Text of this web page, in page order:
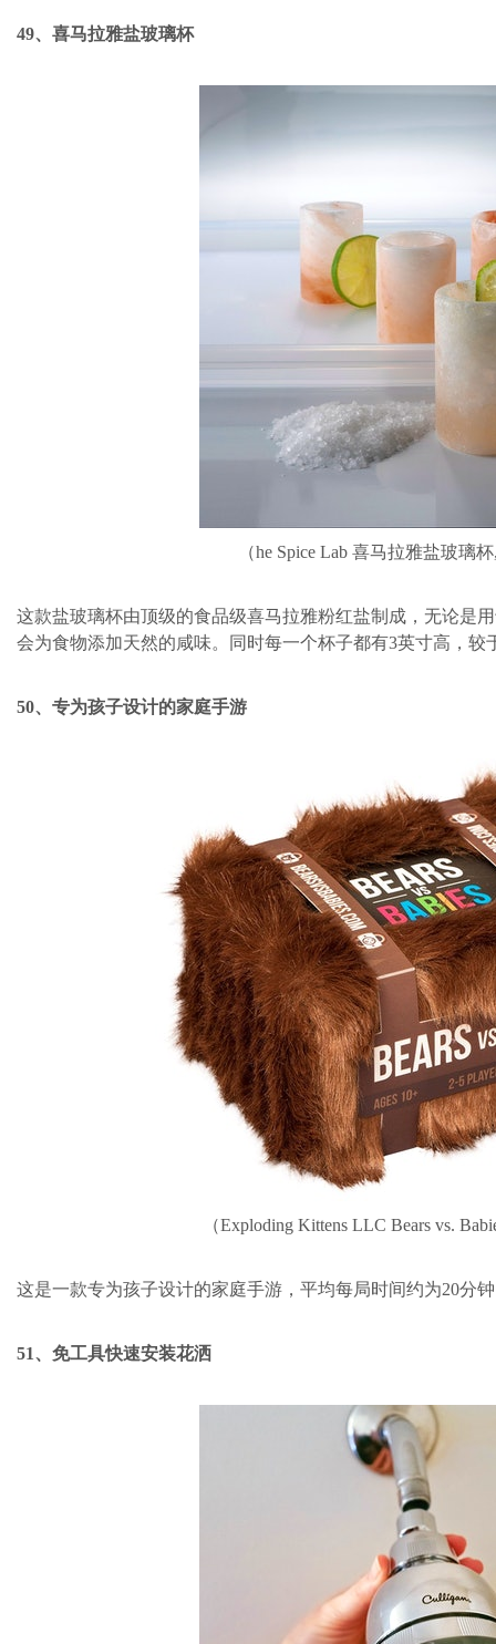
49、喜马拉雅盐玻璃杯
（he Spice Lab 喜马拉雅盐玻璃
这款盐玻璃杯由顶级的食品级喜马拉雅粉红盐制成，无论是
会为食物添加天然的咸味。同时每一个杯子都有3英寸高，
50、专为孩子设计的家庭手游
（Exploding Kittens LLC Bears vs.
这是一款专为孩子设计的家庭手游，平均每局时间约为20分
51、免工具快速安装花洒